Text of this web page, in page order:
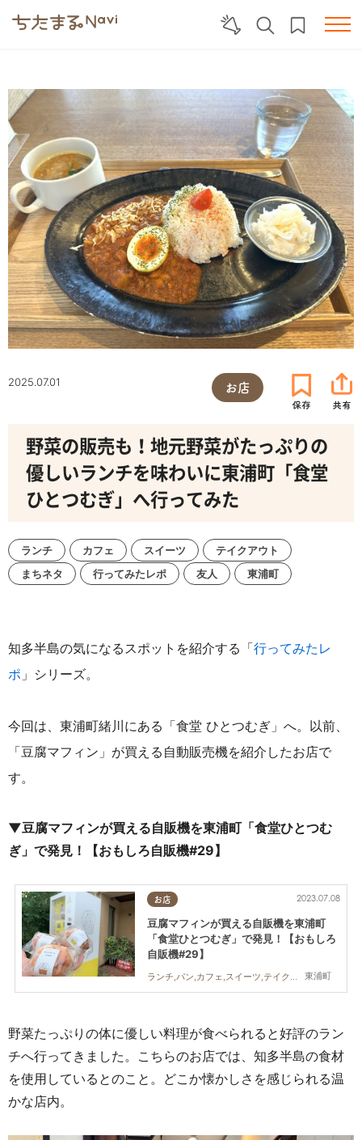
2025.07.01 お店
野菜の販売も！地元野菜がたっぷりの
優しいランチを味わいに東浦町「食堂
ひとつむぎ」へ行ってみた
ランチ カフェ スイーツ
テイクアウト
まちネタ
行ってみたレポ 友人 東浦町
知多半島の気になるスポットを紹介する「行ってみたレ
ポ 」シリーズ。
今回は、東浦町緒川にある「食堂 ひとつむぎ 」へ。 以前、
「豆腐マフィン」が買える自動販売機を紹介したお店で
す。
▼豆腐マフィンが買える自販機を東浦町「食堂ひとつむ
ぎ」で発見！【おもしろ自販機#29】
お店
東浦町
2023.07.08
豆腐マフィンが買える自販機を東浦町
「食堂ひとつむぎ」で発見！【おもしろ
自販機#29】
野菜たっぷりの体に優しい料理が食べられると好評のラン
チへ行ってきました。こちらのお店では、知多半島の食材
を使用しているとのこと。どこか懐かしさを感じられる温
かな店内。